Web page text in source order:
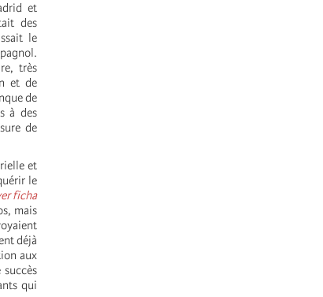
et
des
le
très
et de
de
à des
de
et
le
ficha
mais
déjà
aux
qui